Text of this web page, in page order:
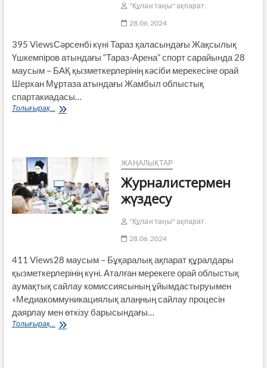
"Құлан таңы" ақпарат.
28.06.2024
395 ViewsСәрсенбі күні Тараз қаласындағы Жақсылық
Үшкемпіров атындағы “Тараз-Арена” спорт сарайында 28
маусым – БАҚ қызметкерлерінің кәсіби мерекесіне орай
Шерхан Мұртаза атындағы Жамбыл облыстық
спартакиадасы…
Толығырақ...
БАҚ
ЖАҢАЛЫҚТАР
Журналистермен
жүздесу
"Құлан таңы" ақпарат.
28.06.2024
411 Views28 маусым – Бұқаралық ақпарат құралдары
қызметкерлерінің күні. Аталған мерекеге орай облыстық
аумақтық сайлау комиссиясының ұйымдастыруымен
«Медиакоммуникациялық алаңның сайлау процесін
даярлау мен өткізу барысындағы…
Толығырақ...
Журналистермен